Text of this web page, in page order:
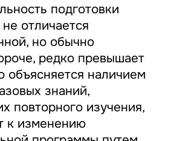
подготовки
отличается
но обычно
редко превышает
объясняется наличием
знаний,
повторного изучения,
к изменению